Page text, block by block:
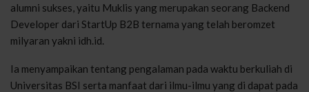
alumni sukses, yaitu Muklis yang merupakan seorang Backend
Developer dari StartUp B2B ternama yang telah beromzet
milyaran yakni idh.id.
Ia menyampaikan tentang pengalaman pada waktu berkuliah di
Universitas BSI serta manfaat dari ilmu-ilmu yang di dapat pada